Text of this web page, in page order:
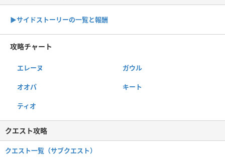
▶サイドストーリーの一覧と報酬
攻略チャート
エレーヌ ガウル
オオパ キート
ティオ
クエスト攻略
クエスト一覧（サブクエスト）